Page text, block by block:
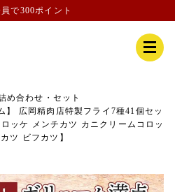
員で300ポイント
め合わせ・セット
】 広岡精肉店特製フライ7種41個セッ
ッケ メンチカツ カニクリームコロッ
ツ ビフカツ】